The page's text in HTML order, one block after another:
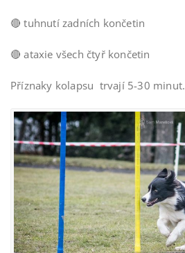
🔴tuhnutí zadních končetin
🔴 ataxie všech čtyř končetin
Příznaky kolapsu trvají 5-30 minut.